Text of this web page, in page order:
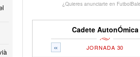
¿Quieres anunciarte en
Cadete AutonÓmica
« JORNADA 30